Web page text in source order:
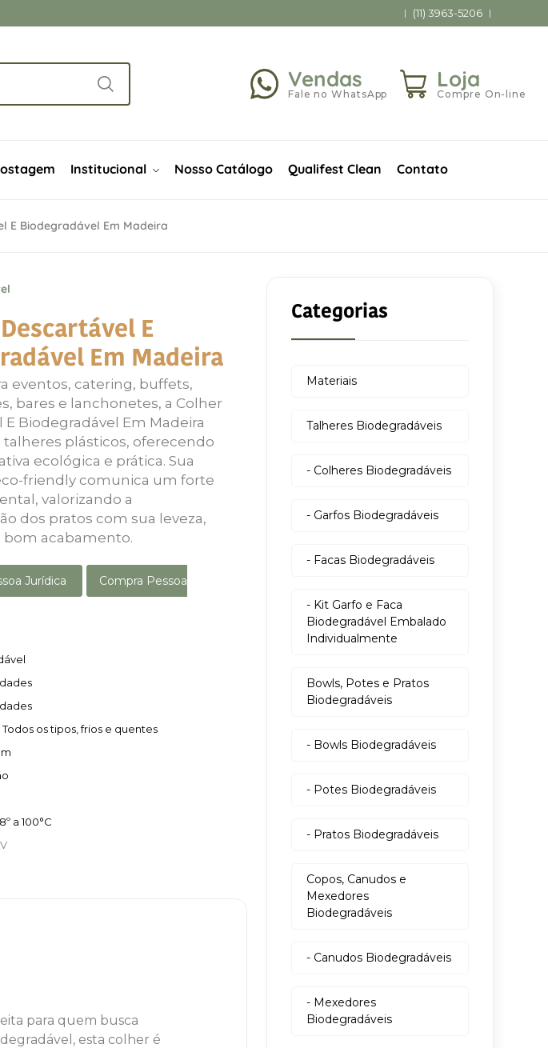
(11) 3963-5206
Vendas
Fale no WhatsApp
Loja
Compre On-line
Institucional Nosso Catálogo Qualifest Clean Contato
E Biodegradável Em Madeira
E
Em Madeira
eventos, catering, buffets,
bares e lanchonetes, a Colher
E Biodegradável Em Madeira
plásticos, oferecendo
ecológica e prática. Sua
friendly comunica um forte
valorizando a
dos pratos com sua leveza,
bom acabamento.
Jurídica
Compra Pessoa
Todos os tipos, frios e quentes
a 100°C
para quem busca
esta colher é
Categorias
Materiais
Talheres Biodegradáveis
- Colheres Biodegradáveis
- Garfos Biodegradáveis
- Facas Biodegradáveis
- Kit Garfo e Faca
Biodegradável Embalado
Individualmente
Bowls, Potes e Pratos
Biodegradáveis
- Bowls Biodegradáveis
- Potes Biodegradáveis
- Pratos Biodegradáveis
Copos, Canudos e
Mexedores
Biodegradáveis
- Canudos Biodegradáveis
- Mexedores
Biodegradáveis